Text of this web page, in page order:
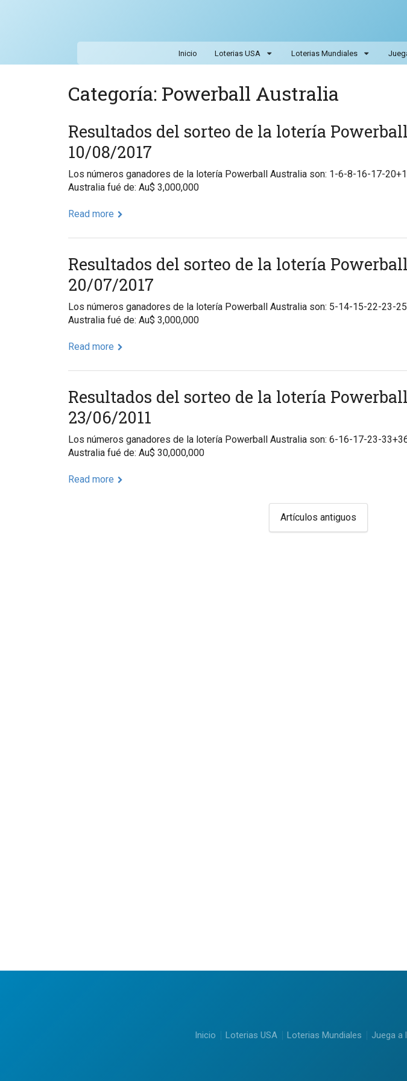
Inicio Loterias USA Loterias Mundiales
Categoría: Powerball Australia
Resultados del sorteo de la lotería
10/08/2017
Los números ganadores de la lotería Powerball Australia son: 1-6-8-16-17-
Australia fué de: Au$ 3,000,000
Read more
Resultados del sorteo de la lotería
20/07/2017
Los números ganadores de la lotería Powerball Australia son: 5-14-15-22-23-
Australia fué de: Au$ 3,000,000
Read more
Resultados del sorteo de la lotería
23/06/2011
Los números ganadores de la lotería Powerball Australia son: 6-16-17-23-
Australia fué de: Au$ 30,000,000
Read more
Navegación
de
Artículos antiguos
Inicio Loterias USA Loterias Mundiales Juega a